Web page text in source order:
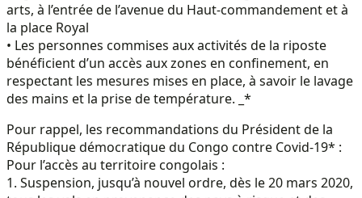
arts, à l’entrée de l’avenue du Haut-commandement et à
la place Royal
• Les personnes commises aux activités de la riposte
bénéficient d’un accès aux zones en confinement, en
respectant les mesures mises en place, à savoir le lavage
des mains et la prise de température. _*
Pour rappel, les recommandations du Président de la
République démocratique du Congo contre Covid-19* :
Pour l’accès au territoire congolais :
1. Suspension, jusqu’à nouvel ordre, dès le 20 mars 2020,